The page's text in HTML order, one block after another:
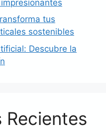
tus
sostenibles
Descubre la
Recientes